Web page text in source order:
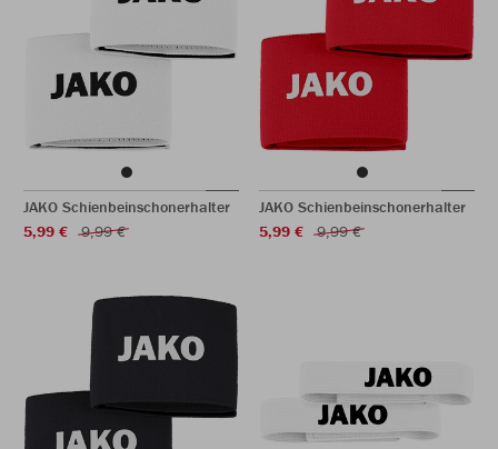
JAKO Schienbeinschonerhalter
5,99 €
9,99 €
JAKO Schienbeinschonerhalter
5,99 €
9,99 €